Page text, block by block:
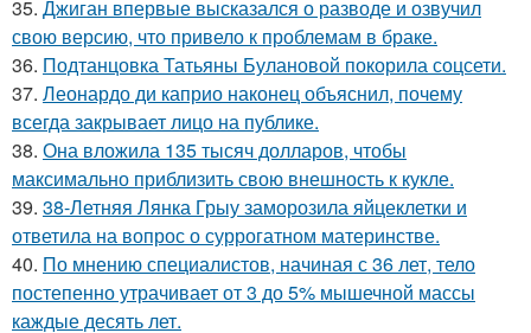
35. Джиган впервые высказался о разводе и озвучил
свою версию, что привело к проблемам в браке.
36. Подтанцовка Татьяны Булановой покорила соцсети.
37. Леонардо ди каприо наконец объяснил, почему
всегда закрывает лицо на публике.
38. Она вложила 135 тысяч долларов, чтобы
максимально приблизить свою внешность к кукле.
39. 38-Летняя Лянка Грыу заморозила яйцеклетки и
ответила на вопрос о суррогатном материнстве.
40. По мнению специалистов, начиная с 36 лет, тело
постепенно утрачивает от 3 до 5% мышечной массы
каждые десять лет.